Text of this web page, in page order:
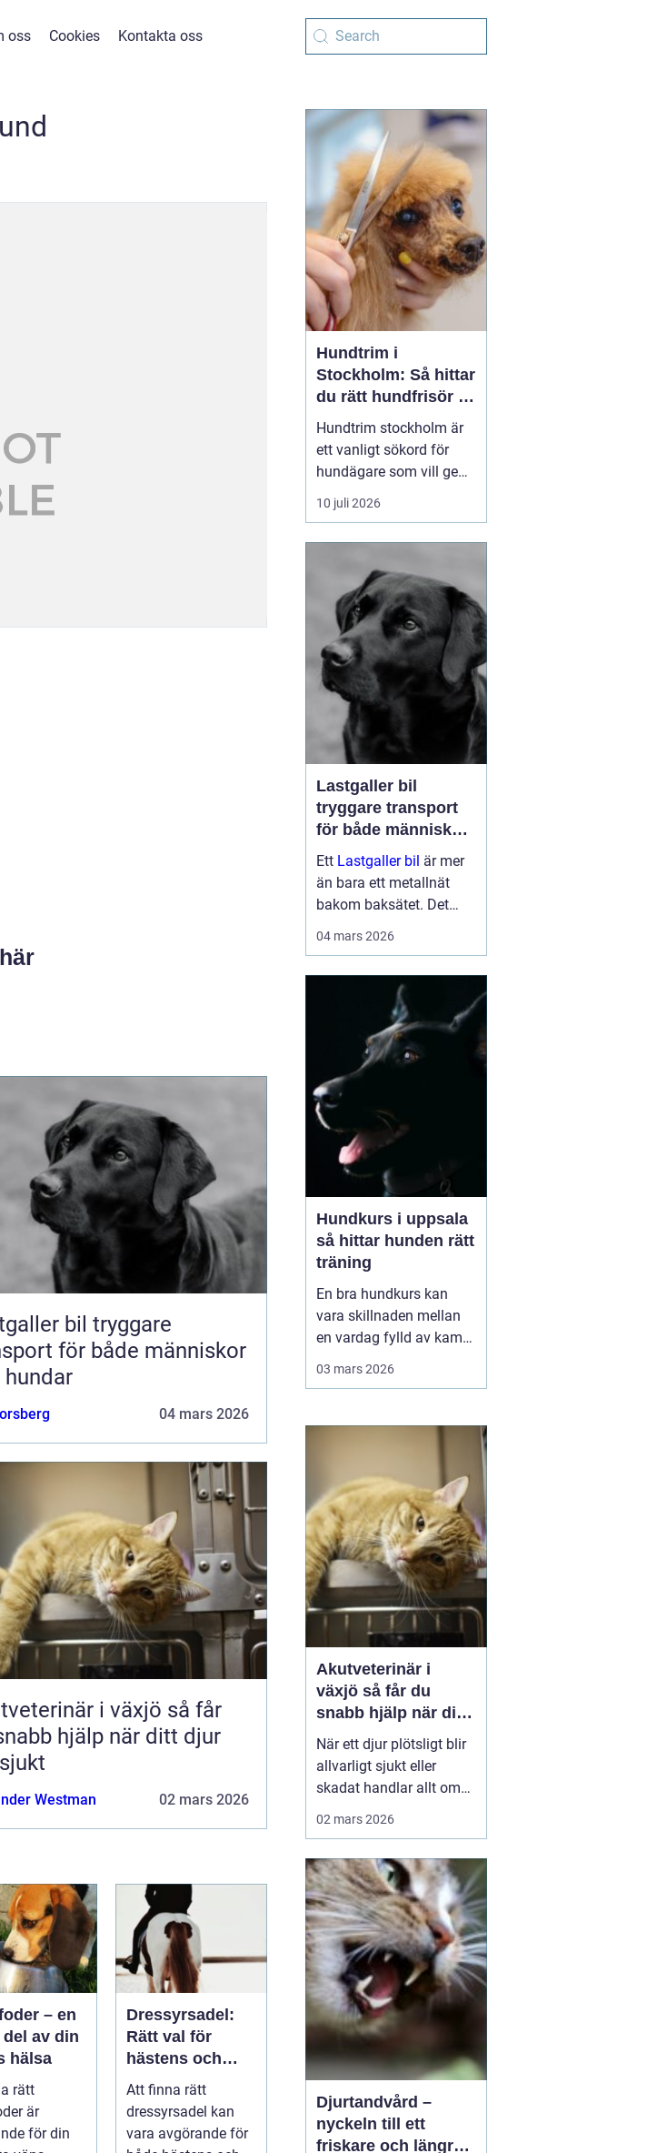
oss Cookies Kontakta oss
bil tryggare
för både människor
hundar
04 mars 2026
i växjö så får
hjälp när ditt djur
Westman 02 mars 2026
– en
av din
hälsa
rätt
är
för din
Dressyrsadel:
Rätt val för
hästens och
ryttarens
perfekta balans
Att finna rätt
dressyrsadel kan
vara avgörande för
Hundtrim i
Stockholm: Så hittar
du rätt hundfrisör i
huvudstaden
Hundtrim stockholm är
ett vanligt sökord för
hundägare som vill ge
sin hund professionell
pälsvård i en trygg miljö.
kännas överväldigande,
men med rätt k...
10 juli 2026
Lastgaller bil
tryggare transport
för både människor
och hundar
Ett Lastgaller bil är mer
än bara ett metallnät
bakom baksätet. Det
passagerare och djur vid
kraftiga inbromsningar
eller kollis...
04 mars 2026
Hundkurs i uppsala
så hittar hunden rätt
träning
En bra hundkurs kan
vara skillnaden mellan
en vardag fylld av kamp
För många hundägare i
lära några kommandon,
utan om att byg...
03 mars 2026
Akutveterinär i
växjö så får du
snabb hjälp när ditt
djur blir sjukt
När ett djur plötsligt blir
allvarligt sjukt eller
skadat handlar allt om
gången en olycka
händer: Vem ska
kontaktas? Vad är
verkligen akut? Hur kan
man hjälpa sitt djur på
vägen in till kliniken? I
Väx...
02 mars 2026
Djurtandvård –
nyckeln till ett
friskare och längre